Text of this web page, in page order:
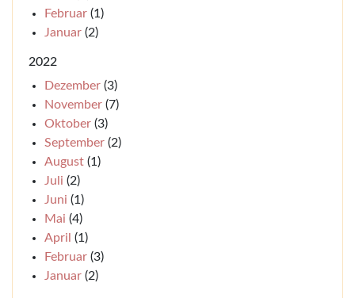
Februar (1)
Januar (2)
2022
Dezember (3)
November (7)
Oktober (3)
September (2)
August (1)
Juli (2)
Juni (1)
Mai (4)
April (1)
Februar (3)
Januar (2)